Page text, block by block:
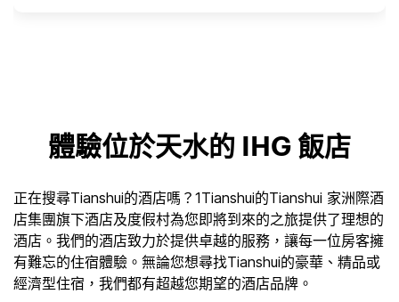
體驗位於天水的 IHG 飯店
正在搜尋Tianshui的酒店嗎？1Tianshui的Tianshui 家洲際酒
店集團旗下酒店及度假村為您即將到來的之旅提供了理想的
酒店。我們的酒店致力於提供卓越的服務，讓每一位房客擁
有難忘的住宿體驗。無論您想尋找Tianshui的豪華、精品或
經濟型住宿，我們都有超越您期望的酒店品牌。